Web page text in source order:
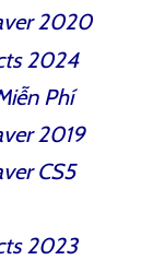
2020
2024
Phí
2019
CS5
2023